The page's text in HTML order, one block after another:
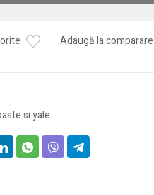
Adaugă la comparare
si yale